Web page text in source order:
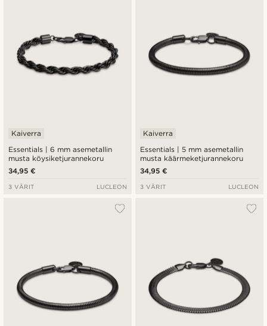
Essentials | 6 mm asemetallin
musta köysiketjurannekoru
Kaiverra
34,95 €
3 VÄRIT LUCLEON
Essentials | 5 mm asemetallin
musta käärmeketjurannekoru
Kaiverra
34,95 €
3 VÄRIT LUCLEON